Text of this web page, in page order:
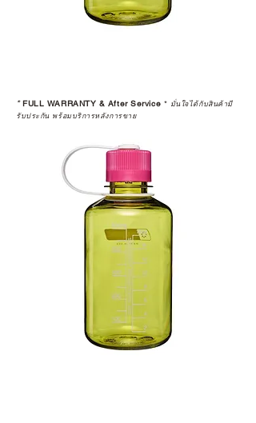
*FULL WARRANTY & After Service * มั่นใจได้กับสินค้ามี
รับประกัน พร้อมบริการหลังการขาย